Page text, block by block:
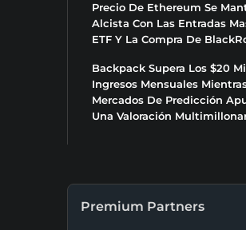
Precio De Ethereum Se
Alcista Con Las Entradas
ETF Y La Compra De
Backpack Supera Los $20
Ingresos Mensuales
Mercados De Predicción
Una Valoración
Premium Partners